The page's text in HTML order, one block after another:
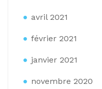
avril 2021
février 2021
janvier 2021
novembre 2020